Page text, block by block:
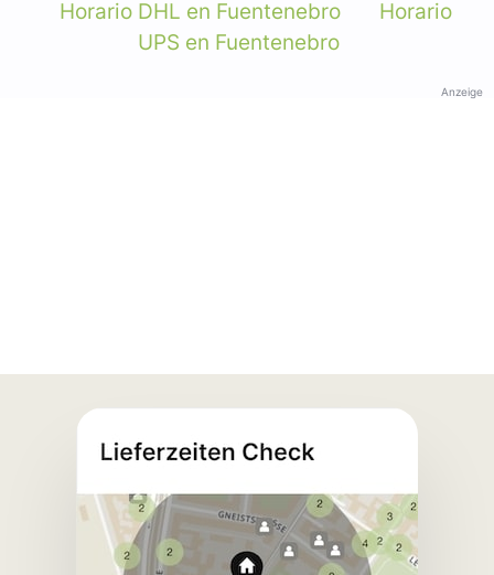
Horario DHL en Fuentenebro
Horario
UPS en Fuentenebro
Anzeige